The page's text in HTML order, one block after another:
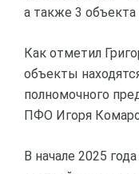
а также 3
Как отметил
объекты
полномочного
ПФО Игоря
В начале 2025